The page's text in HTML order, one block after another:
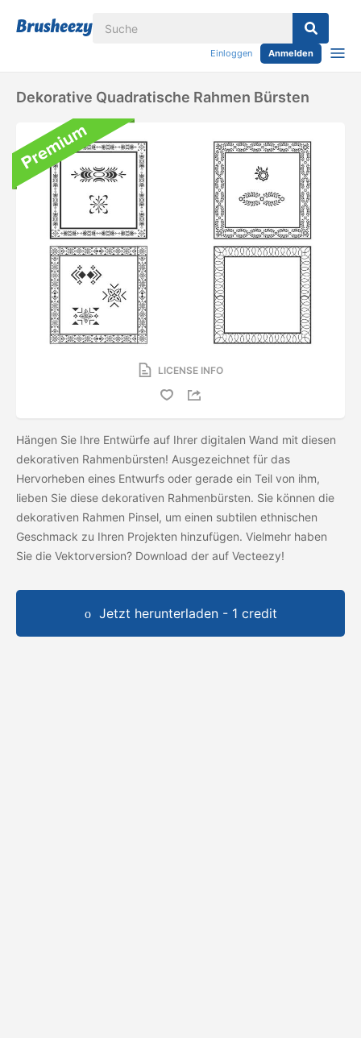
Einloggen Anmelden
Dekorative Quadratische Rahmen Bürsten
LICENSE INFO
Hängen Sie Ihre Entwürfe auf Ihrer digitalen Wand mit diesen
dekorativen Rahmenbürsten! Ausgezeichnet für das
Hervorheben eines Entwurfs oder gerade ein Teil von ihm,
lieben Sie diese dekorativen Rahmenbürsten. Sie können die
dekorativen Rahmen Pinsel, um einen subtilen ethnischen
Geschmack zu Ihren Projekten hinzufügen. Vielmehr haben
Sie die Vektorversion? Download der auf Vecteezy!
Jetzt herunterladen - 1 credit